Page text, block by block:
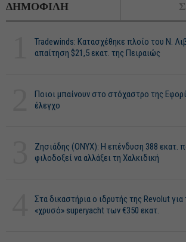
ΔΗΜΟΦΙΛΗ
Tradewinds: Κατασχέθηκε πλοίο του Ν.
απαίτηση $21,5 εκατ. της Πειραιώς
Ποιοι μπαίνουν στο στόχαστρο της
έλεγχο
Ζησιάδης (ONYX): Η επένδυση 388 εκατ.
φιλοδοξεί να αλλάξει τη Χαλκιδική
Στα δικαστήρια ο ιδρυτής της Revolut για
«χρυσό» superyacht των €350 εκατ.